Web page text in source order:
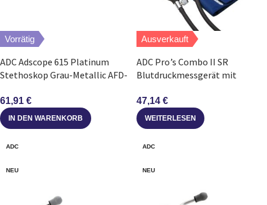
Vorrätig
ADC Adscope 615 Platinum
Stethoskop Grau-Metallic AFD-
61,91 €
IN DEN WARENKORB
Ausverkauft
ADC Pro’s Combo II SR
Blutdruckmessgerät mit
47,14 €
WEITERLESEN
ADC
NEU
ADC
NEU